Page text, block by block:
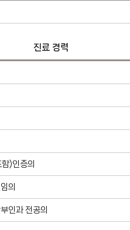
진료 경력
)인증의
의
인과 전공의